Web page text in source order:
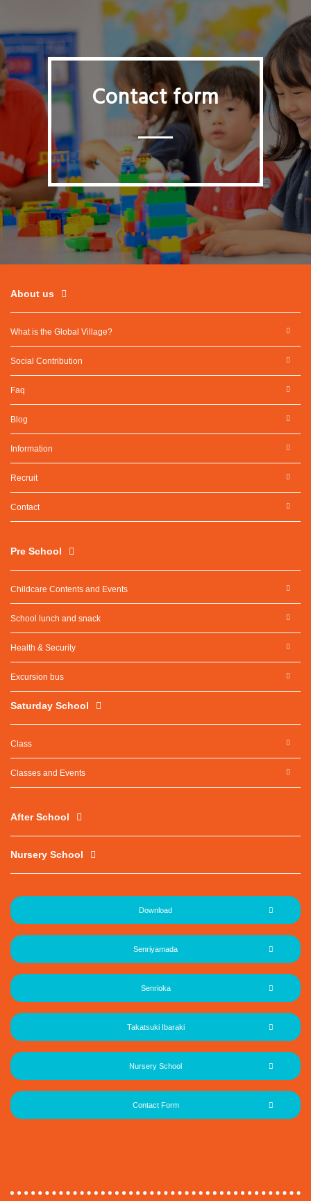
Contact form
About us
What is the Global Village?
Social Contribution
Faq
Blog
Information
Recruit
Contact
Pre School
Childcare Contents and Events
School lunch and snack
Health & Security
Excursion bus
Saturday School
Class
Classes and Events
After School
Nursery School
Download
Senriyamada
Senrioka
Takatsuki Ibaraki
Nursery School
Contact Form